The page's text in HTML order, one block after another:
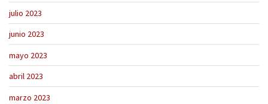
julio 2023
junio 2023
mayo 2023
abril 2023
marzo 2023